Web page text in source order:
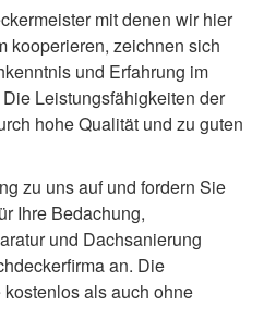
mit denen wir hier
kooperieren, zeichnen sich
und Erfahrung im
Leistungsfähigkeiten der
hohe Qualität und zu guten
zu uns auf und fordern Sie
Ihre Bedachung,
und Dachsanierung
an. Die
als auch ohne